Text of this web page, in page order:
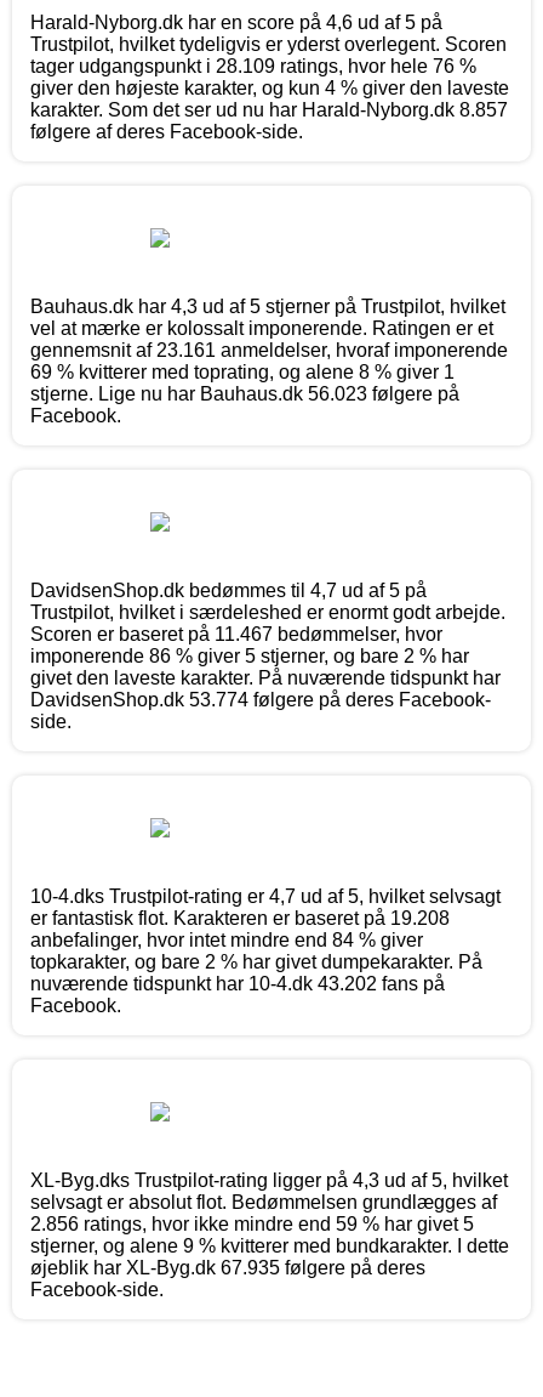
Harald-Nyborg.dk har en score på 4,6 ud af 5 på
Trustpilot, hvilket tydeligvis er yderst overlegent. Scoren
tager udgangspunkt i 28.109 ratings, hvor hele 76 %
giver den højeste karakter, og kun 4 % giver den laveste
karakter. Som det ser ud nu har Harald-Nyborg.dk 8.857
følgere af deres Facebook-side.
Bauhaus.dk har 4,3 ud af 5 stjerner på Trustpilot, hvilket
vel at mærke er kolossalt imponerende. Ratingen er et
gennemsnit af 23.161 anmeldelser, hvoraf imponerende
69 % kvitterer med toprating, og alene 8 % giver 1
stjerne. Lige nu har Bauhaus.dk 56.023 følgere på
Facebook.
DavidsenShop.dk bedømmes til 4,7 ud af 5 på
Trustpilot, hvilket i særdeleshed er enormt godt arbejde.
Scoren er baseret på 11.467 bedømmelser, hvor
imponerende 86 % giver 5 stjerner, og bare 2 % har
givet den laveste karakter. På nuværende tidspunkt har
DavidsenShop.dk 53.774 følgere på deres Facebook-
side.
10-4.dks Trustpilot-rating er 4,7 ud af 5, hvilket selvsagt
er fantastisk flot. Karakteren er baseret på 19.208
anbefalinger, hvor intet mindre end 84 % giver
topkarakter, og bare 2 % har givet dumpekarakter. På
nuværende tidspunkt har 10-4.dk 43.202 fans på
Facebook.
XL-Byg.dks Trustpilot-rating ligger på 4,3 ud af 5, hvilket
selvsagt er absolut flot. Bedømmelsen grundlægges af
2.856 ratings, hvor ikke mindre end 59 % har givet 5
stjerner, og alene 9 % kvitterer med bundkarakter. I dette
øjeblik har XL-Byg.dk 67.935 følgere på deres
Facebook-side.